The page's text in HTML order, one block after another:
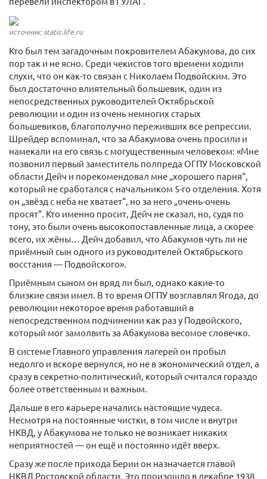
источник: static.life.ru
Кто был тем загадочным покровителем Абакумова, до сих
пор так и не ясно. Среди чекистов того времени ходили
слухи, что он как-то связан с Николаем Подвойским. Это
был достаточно влиятельный большевик, один из
непосредственных руководителей Октябрьской
революции и один из очень немногих старых
большевиков, благополучно переживших все репрессии.
Шрейдер вспоминал, что за Абакумова очень просили и
намекали на его связь с могущественным человеком: «Мне
позвонил первый заместитель полпреда ОГПУ Московской
области Дейч и порекомендовал мне „хорошего парня“,
который не сработался с начальником 5-го отделения. Хотя
он „звёзд с неба не хватает“, но за него „очень-очень
просят“. Кто именно просит, Дейч не сказал, но, судя по
тону, это были очень высокопоставленные лица, а скорее
всего, их жёны… Дейч добавил, что Абакумов чуть ли не
приёмный сын одного из руководителей Октябрьского
восстания — Подвойского».
Приёмным сыном он вряд ли был, однако какие-то
близкие связи имел. В то время ОГПУ возглавлял Ягода, до
революции некоторое время работавший в
непосредственном подчинении как раз у Подвойского,
который мог замолвить за Абакумова весомое словечко.
В системе Главного управления лагерей он пробыл
недолго и вскоре вернулся, но не в экономический отдел, а
сразу в секретно-политический, который считался гораздо
более ответственным и важным.
Дальше в его карьере начались настоящие чудеса.
Несмотря на постоянные чистки, в том числе и внутри
НКВД, у Абакумова не только не возникает никаких
неприятностей — он ещё и постоянно идёт вверх.
Сразу же после прихода Берии он назначается главой
НКВД Ростовской области. Это произошло в декабре 1938